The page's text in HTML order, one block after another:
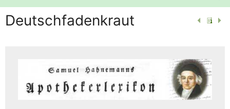
Deutschfadenkraut